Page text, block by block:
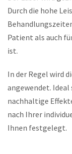
Durch die hohe
Patient als auch
ist.
In der Regel wird
angewendet.
nachhaltige
nach Ihrer
Ihnen festgelegt.